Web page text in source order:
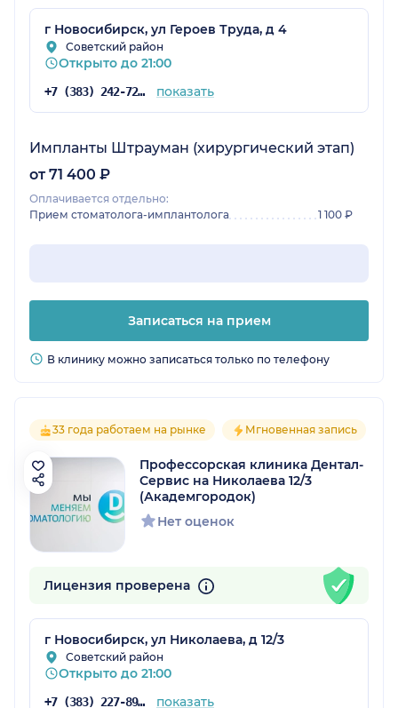
г Новосибирск, ул Героев Труда, д 4
Советский район
Открыто до 21:00
+7 (383) 242-72-58 показать
Импланты Штрауман (хирургический этап)
от 71 400 ₽
Оплачивается отдельно:
Прием стоматолога-имплантолога
1 100 ₽
Записаться на прием
В клинику можно записаться только по телефону
33 года работаем на рынке Мгновенная запись
Профессорская клиника Дентал-
Сервис на Николаева 12/3
(Академгородок)
Нет оценок
Лицензия проверена
г Новосибирск, ул Николаева, д 12/3
Советский район
Открыто до 21:00
+7 (383) 227-89-47 показать